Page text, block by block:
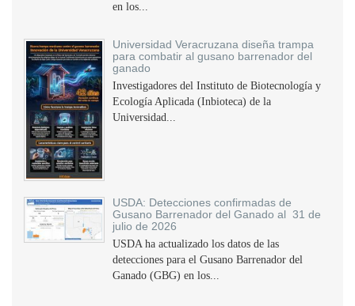
en los...
Universidad Veracruzana diseña trampa
para combatir al gusano barrenador del
ganado
Investigadores del Instituto de Biotecnología y
Ecología Aplicada (Inbioteca) de la
Universidad...
USDA: Detecciones confirmadas de
Gusano Barrenador del Ganado al 31 de
julio de 2026
USDA ha actualizado los datos de las
detecciones para el Gusano Barrenador del
Ganado (GBG) en los...